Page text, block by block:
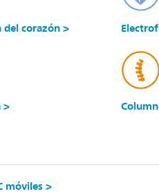
corazón >
>
móviles >